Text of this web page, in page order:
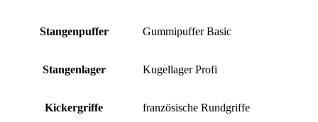
Stangenpuffer Gummipuffer Basic
Stangenlager Kugellager Profi
Kickergriffe französische Rundgriffe